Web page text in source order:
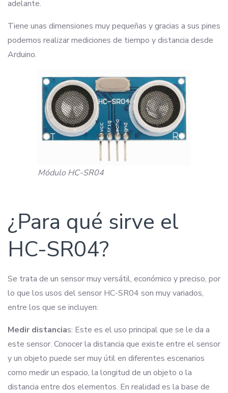
Función loop
adelante.
Tiene unas dimensiones muy pequeñas y gracias a sus pines
podemos realizar mediciones de tiempo y distancia desde
Arduino.
Módulo HC-SR04
¿Para qué sirve el
HC-SR04?
Se trata de un sensor muy versátil, económico y preciso, por
lo que los usos del sensor HC-SR04 son muy variados,
entre los que se incluyen:
Medir distancias: Este es el uso principal que se le da a
este sensor. Conocer la distancia que existe entre el sensor
y un objeto puede ser muy útil en diferentes escenarios
como medir un espacio, la longitud de un objeto o la
distancia entre dos elementos. En realidad es la base de